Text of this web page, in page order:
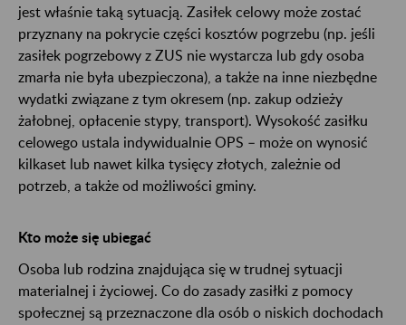
jest właśnie taką sytuacją. Zasiłek celowy może zostać
przyznany na pokrycie części kosztów pogrzebu (np. jeśli
zasiłek pogrzebowy z ZUS nie wystarcza lub gdy osoba
zmarła nie była ubezpieczona), a także na inne niezbędne
wydatki związane z tym okresem (np. zakup odzieży
żałobnej, opłacenie stypy, transport). Wysokość zasiłku
celowego ustala indywidualnie OPS – może on wynosić
kilkaset lub nawet kilka tysięcy złotych, zależnie od
potrzeb, a także od możliwości gminy.
Kto może się ubiegać
Osoba lub rodzina znajdująca się w trudnej sytuacji
materialnej i życiowej. Co do zasady zasiłki z pomocy
społecznej są przeznaczone dla osób o niskich dochodach